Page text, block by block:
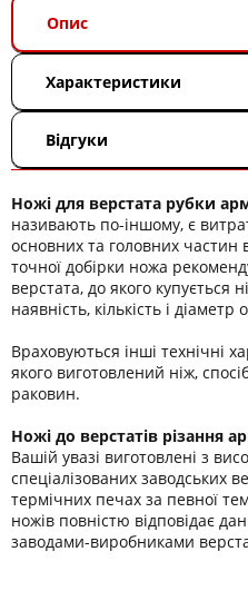
Опис
Характеристики
Відгуки
Ножі для верстата рубки
називають по-іншому, є
основних та головних частин
точної добірки ножа
верстата, до якого купується
наявність, кількість і діаметр
Враховуються інші технічні
якого виготовлений ніж,
раковин.
Ножі до верстатів різання
Вашій увазі виготовлені з
спеціалізованих заводських
термічних печах за певної
ножів повністю відповідає
заводами-виробниками